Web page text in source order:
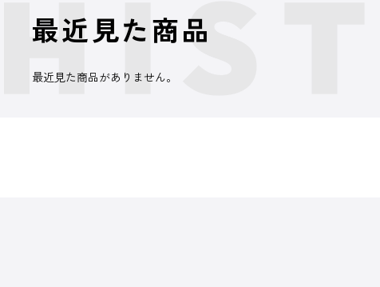
最近見た商品
最近見た商品がありません。